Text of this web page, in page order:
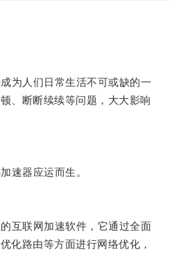
人们日常生活不可或缺的一
、断断续续等问题，大大影响
器应运而生。
联网加速软件，它通过全面
化路由等方面进行网络优化，